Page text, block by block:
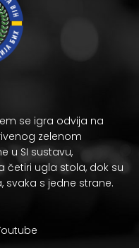
se igra odvija na
zelenom
u SI sustavu,
četiri ugla stola, dok su
svaka s jedne strane.